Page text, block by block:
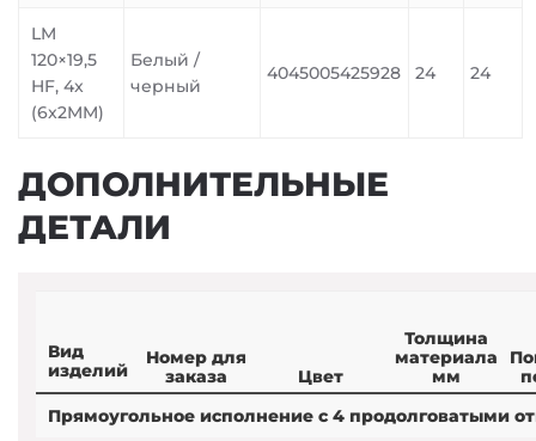
LM
120×19,5
HF, 4x
(6x2MM)
Белый /
черный
4045005425928 24 24
ДОПОЛНИТЕЛЬНЫЕ
ДЕТАЛИ
Вид
изделий
Номер для
заказа
Цвет
Толщина
материала
мм
Прямоугольное исполнение с 4 продолговатыми